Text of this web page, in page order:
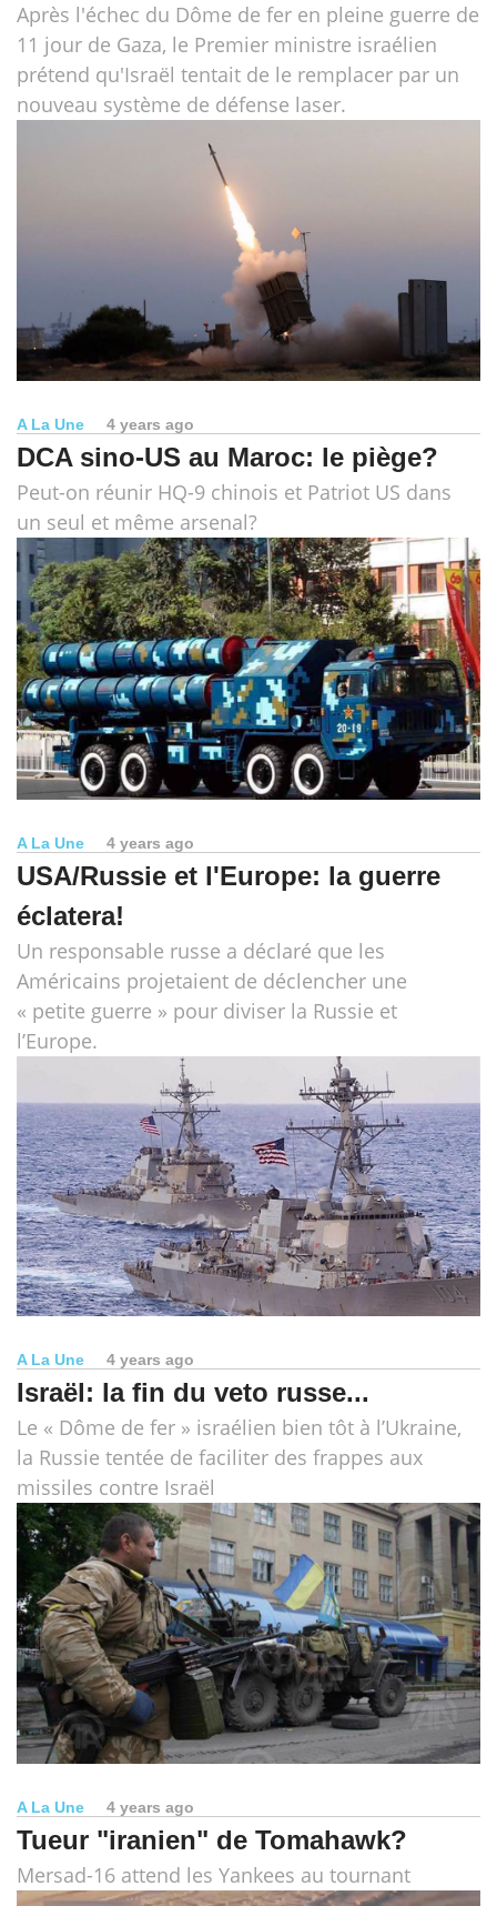
Après l'échec du Dôme de fer en pleine guerre de
11 jour de Gaza, le Premier ministre israélien
prétend qu'Israël tentait de le remplacer par un
nouveau système de défense laser.
A La Une 4 years ago
DCA sino-US au Maroc: le piège?
Peut-on réunir HQ-9 chinois et Patriot US dans
un seul et même arsenal?
A La Une 4 years ago
USA/Russie et l'Europe: la guerre
éclatera!
Un responsable russe a déclaré que les
Américains projetaient de déclencher une
« petite guerre » pour diviser la Russie et
l’Europe.
A La Une 4 years ago
Israël: la fin du veto russe...
Le « Dôme de fer » israélien bien tôt à l’Ukraine,
la Russie tentée de faciliter des frappes aux
missiles contre Israël
A La Une 4 years ago
Tueur "iranien" de Tomahawk?
Mersad-16 attend les Yankees au tournant